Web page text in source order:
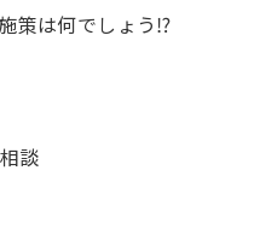
策は何でしょう⁉️
談